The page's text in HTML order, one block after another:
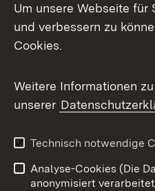
Facebook
X / Twitter
Youtube
Impressum
Um unsere Webseite
und verbessern zu
Cookies.
Weitere Informationen
unserer
Technisch notwendige
Analyse-Cookies (Die
anonymisiert